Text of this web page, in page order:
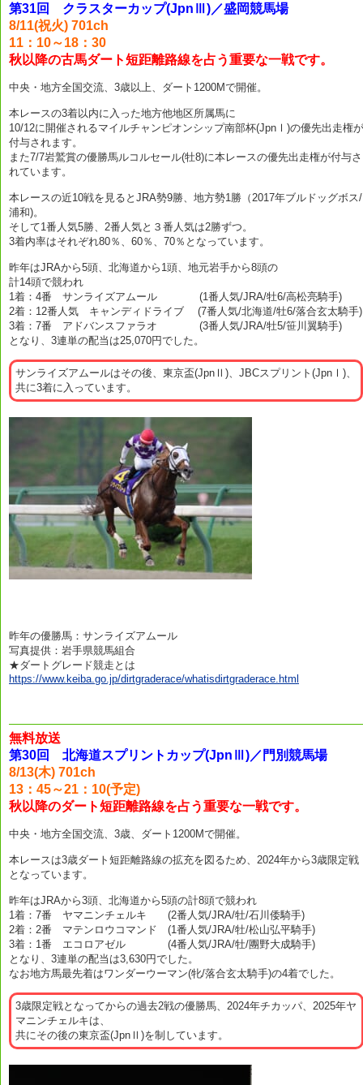
第31回 クラスターカップ(JpnⅢ)／盛岡競馬場
8/11(祝火) 701ch
11：10～18：30
秋以降の古馬ダート短距離路線を占う重要な一戦です。
中央・地方全国交流、3歳以上、ダート1200Mで開催。
本レースの3着以内に入った地方他地区所属馬に
10/12に開催されるマイルチャンピオンシップ南部杯(JpnⅠ)の優先出走権が
付与されます。
また7/7岩鷲賞の優勝馬ルコルセール(牡8)に本レースの優先出走権が付与さ
れています。
本レースの近10戦を見るとJRA勢9勝、地方勢1勝（2017年ブルドッグボス/
浦和)。
そして1番人気5勝、2番人気と３番人気は2勝ずつ。
3着内率はそれぞれ80％、60％、70％となっています。
昨年はJRAから5頭、北海道から1頭、地元岩手から8頭の
計14頭で競われ
1着：4番 サンライズアムール (1番人気/JRA/牡6/高松亮騎手)
2着：12番人気 キャンディドライブ (7番人気/北海道/牡6/落合玄太騎手)
3着：7番 アドバンスファラオ (3番人気/JRA/牡5/笹川翼騎手)
となり、3連単の配当は25,070円でした。
サンライズアムールはその後、東京盃(JpnⅡ)、JBCスプリント(JpnⅠ)、
共に3着に入っています。
昨年の優勝馬：サンライズアムール
写真提供：岩手県競馬組合
★ダートグレード競走とは
https://www.keiba.go.jp/dirtgraderace/whatisdirtgraderace.html
無料放送
第30回 北海道スプリントカップ(JpnⅢ)／門別競馬場
8/13(木) 701ch
13：45～21：10(予定)
秋以降のダート短距離路線を占う重要な一戦です。
中央・地方全国交流、3歳、ダート1200Mで開催。
本レースは3歳ダート短距離路線の拡充を図るため、2024年から3歳限定戦
となっています。
昨年はJRAから3頭、北海道から5頭の計8頭で競われ
1着：7番 ヤマニンチェルキ (2番人気/JRA/牡/石川倭騎手)
2着：2番 マテンロウコマンド (1番人気/JRA/牡/松山弘平騎手)
3着：1番 エコロアゼル (4番人気/JRA/牡/團野大成騎手)
となり、3連単の配当は3,630円でした。
なお地方馬最先着はワンダーウーマン(牝/落合玄太騎手)の4着でした。
3歳限定戦となってからの過去2戦の優勝馬、2024年チカッパ、2025年ヤ
マニンチェルキは、
共にその後の東京盃(JpnⅡ)を制しています。